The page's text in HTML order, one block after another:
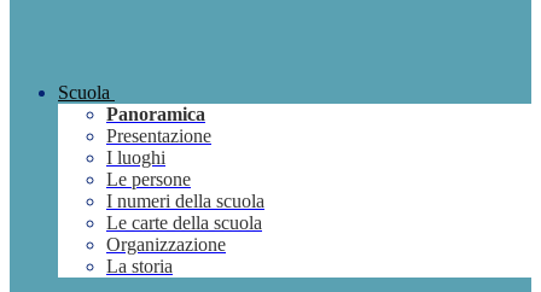
Scuola
Panoramica
Presentazione
I luoghi
Le persone
I numeri della scuola
Le carte della scuola
Organizzazione
La storia